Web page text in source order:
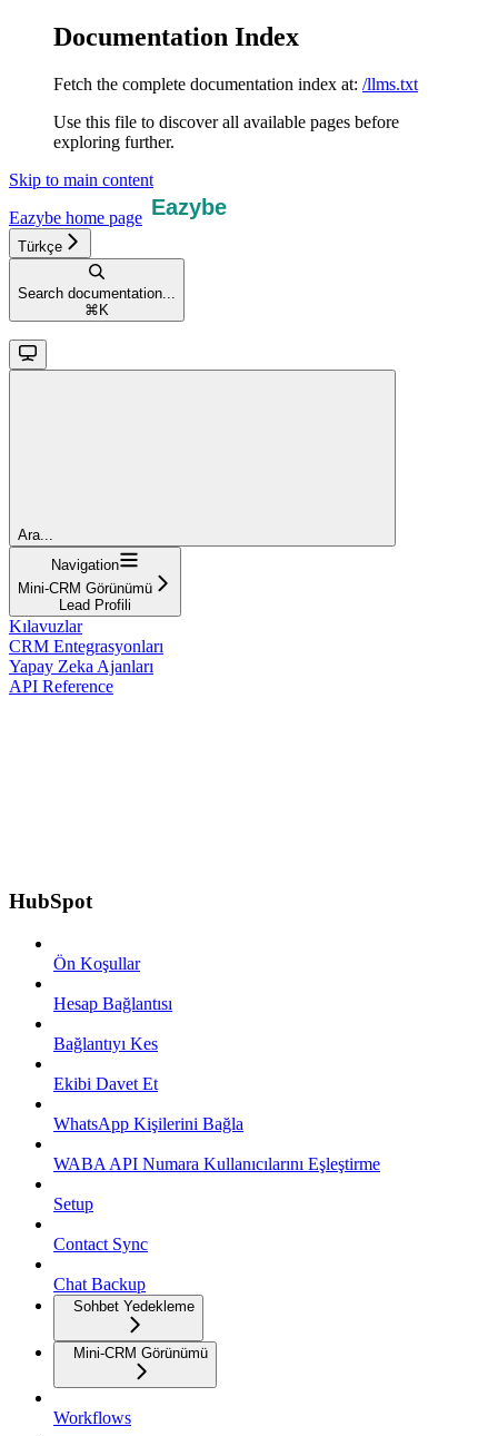
Documentation Index
Fetch the complete documentation index at: /llms.txt
Use this file to discover all available pages before
exploring further.
Skip to main content
Eazybe home page
Türkçe
Search documentation...
⌘ K
Ara...
Navigation
Mini-CRM Görünümü
Lead Profili
Kılavuzlar
CRM Entegrasyonları
Yapay Zeka Ajanları
API Reference
HubSpot
Ön Koşullar
Hesap Bağlantısı
Bağlantıyı Kes
Ekibi Davet Et
WhatsApp Kişilerini Bağla
WABA API Numara Kullanıcılarını Eşleştirme
Setup
Contact Sync
Chat Backup
Sohbet Yedekleme
Mini-CRM Görünümü
Workflows